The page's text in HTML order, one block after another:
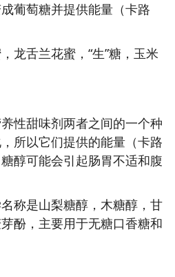
葡萄糖并提供能量（卡路
龙舌兰花蜜，“生”糖，玉米
性甜味剂两者之间的一个种
所以它们提供的能量（卡路
醇可能会引起肠胃不适和腹
称是山梨糖醇，木糖醇，甘
酚，主要用于无糖口香糖和